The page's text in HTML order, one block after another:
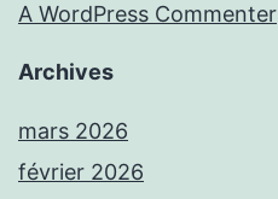
A WordPress Commenter
Archives
mars 2026
février 2026